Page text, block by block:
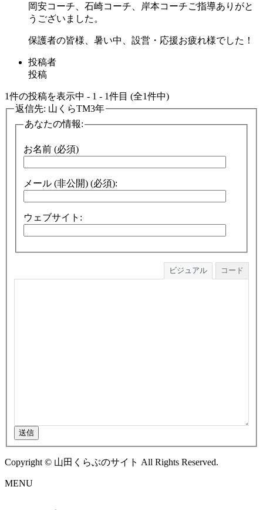
岡安コーチ、石崎コーチ、岸本コーチご指導ありがと
うございました。
保護者の皆様、暑い中、設営・応援お疲れ様でした！
投稿者
投稿
1件の投稿を表示中 - 1 - 1件目 (全1件中)
返信先: 山くらTM3年
あなたの情報:
お名前 (必須)
メール (非公開) (必須):
ウェブサイト:
ビジュアル コード
送信
Copyright © 山田くらぶのサイト All Rights Reserved.
MENU